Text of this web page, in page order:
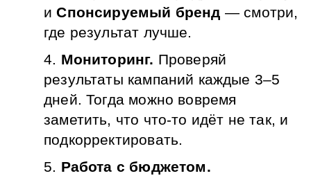
и Спонсируемый бренд — смотри,
где результат лучше.
Мониторинг. Проверяй
результаты кампаний каждые 3–5
дней. Тогда можно вовремя
заметить, что что-то идёт не так, и
подкорректировать.
Работа с бюджетом.